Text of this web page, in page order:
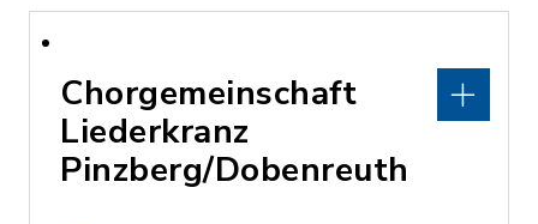
Chorgemeinschaft
Liederkranz
Pinzberg/Dobenreuth